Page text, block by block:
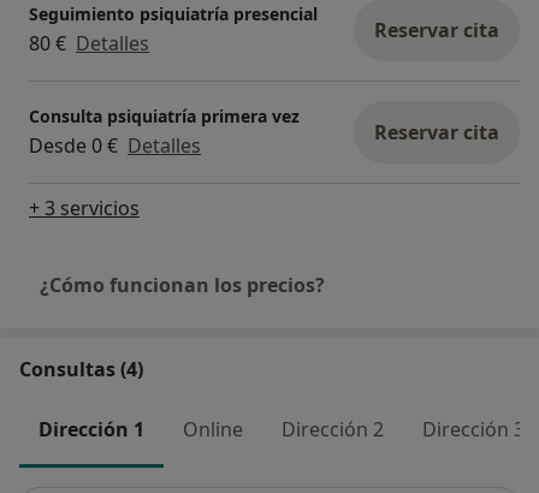
Seguimiento psiquiatría presencial
80 € Detalles Reservar cita
Consulta psiquiatría primera vez
Desde 0 € Detalles Reservar cita
+ 3 servicios
¿Cómo funcionan los precios?
Consultas (4)
Dirección 1 Online Dirección 2 Dirección 3